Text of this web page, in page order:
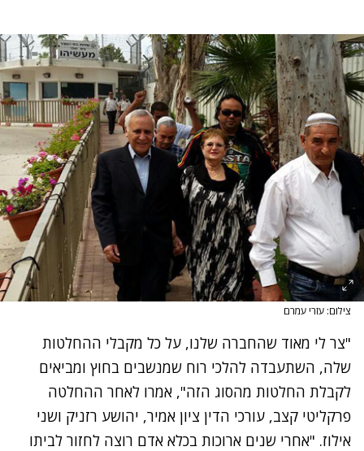
צילום: עזרי עמרם
"צר לי מאוד שהחברה שלנו, על כל מקבלי ההחלטות
שלה, השתעבדה להלכי רוח שמנשבים בחוץ ומביאים
לקבלת החלטות מהסוג הזה", אמרו לאחר ההחלטה
פרקליטי קצב, עורכי הדין ציון אמיר, יהושע רזניק ושני
אילוז. "אחרי שנים ארוכות בכלא אדם רוצה לחזור לביתו